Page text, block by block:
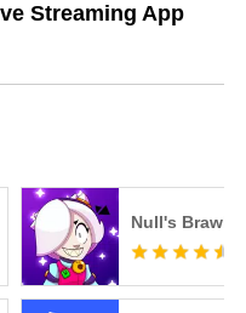
Streaming App
Null's Brawl